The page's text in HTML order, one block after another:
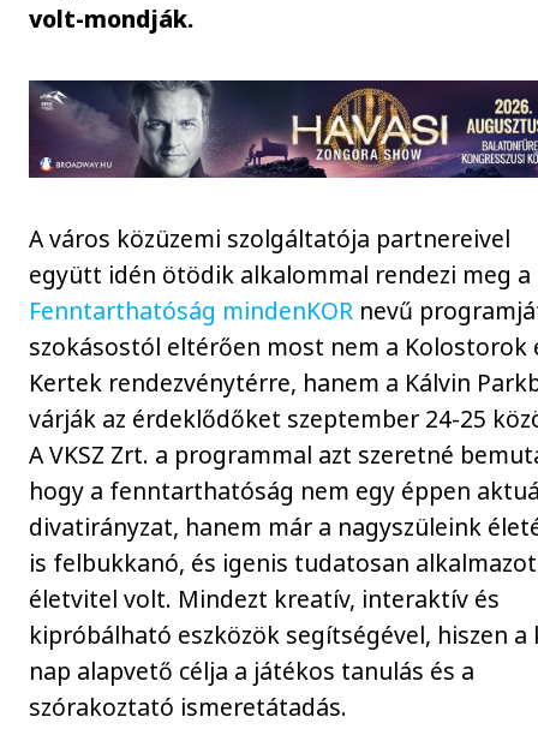
volt-mondják.
A város közüzemi szolgáltatója partnereivel
együtt idén ötödik alkalommal rendezi meg a
Fenntarthatóság mindenKOR nevű
szokásostól eltérően most nem a Kolostorok
Kertek rendezvénytérre, hanem a Kálvin
várják az érdeklődőket szeptember 24-25
A VKSZ Zrt. a programmal azt szeretné
hogy a fenntarthatóság nem egy éppen
divatirányzat, hanem már a nagyszüleink
is felbukkanó, és igenis tudatosan
életvitel volt. Mindezt kreatív, interaktív és
kipróbálható eszközök segítségével, hiszen a
nap alapvető célja a játékos tanulás és a
szórakoztató ismeretátadás.